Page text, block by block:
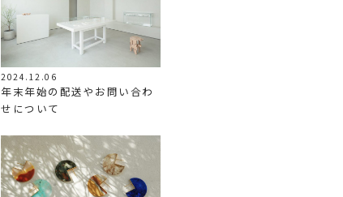
2024.12.06
年末年始の配送やお問い合わ
せについて